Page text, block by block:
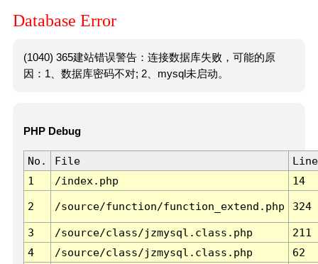
Database Error
(1040) 365建站错误警告：连接数据库失败，可能的原
因：1、数据库密码不对; 2、mysql未启动。
PHP Debug
No. File
Line
1
/index.php 14
2 /source/function/function_extend.php 324
3 /source/class/jzmysql.class.php
211
4
/source/class/jzmysql.class.php
62